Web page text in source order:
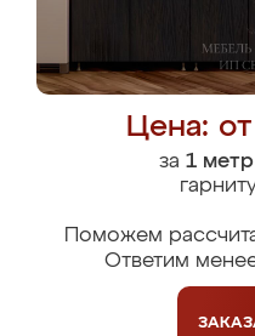
Цена:
за 1 метр
Поможем
Ответим